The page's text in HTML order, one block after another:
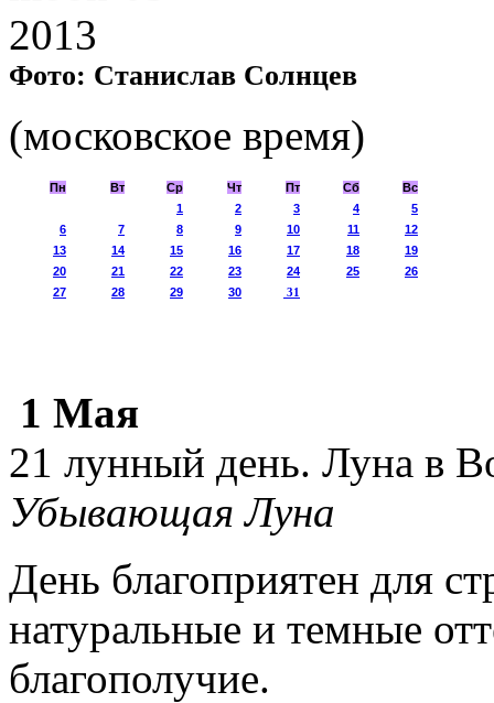
Фото: Станислав Солнцев
(московское время)
Пн Вт Ср Чт Пт Сб
Вс
1
2 3 4
5
6
7 8 9 10 11
12
13
14 15 16 17 18
19
20
21 22 23 24 25
26
27
28 29 30 31
1 Мая
21 лунный день. Луна в
Убывающая Луна
День благоприятен для
натуральные и темные
благополучие.